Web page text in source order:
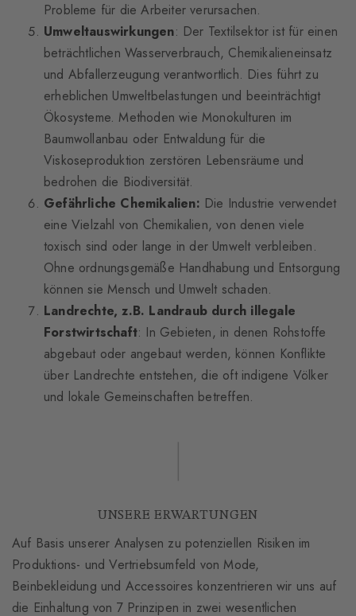
Probleme für die Arbeiter verursachen.
Umweltauswirkungen: Der Textilsektor ist für einen
beträchtlichen Wasserverbrauch, Chemikalieneinsatz
und Abfallerzeugung verantwortlich. Dies führt zu
erheblichen Umweltbelastungen und beeinträchtigt
Ökosysteme. Methoden wie Monokulturen im
Baumwollanbau oder Entwaldung für die
Viskoseproduktion zerstören Lebensräume und
bedrohen die Biodiversität.
Gefährliche Chemikalien: Die Industrie verwendet
eine Vielzahl von Chemikalien, von denen viele
toxisch sind oder lange in der Umwelt verbleiben.
Ohne ordnungsgemäße Handhabung und Entsorgung
können sie Mensch und Umwelt schaden.
Landrechte, z.B. Landraub durch illegale
Forstwirtschaft: In Gebieten, in denen Rohstoffe
abgebaut oder angebaut werden, können Konflikte
über Landrechte entstehen, die oft indigene Völker
und lokale Gemeinschaften betreffen.
UNSERE ERWARTUNGEN
Auf Basis unserer Analysen zu potenziellen Risiken im
Produktions- und Vertriebsumfeld von Mode,
Beinbekleidung und Accessoires konzentrieren wir uns auf
die Einhaltung von 7 Prinzipen in zwei wesentlichen